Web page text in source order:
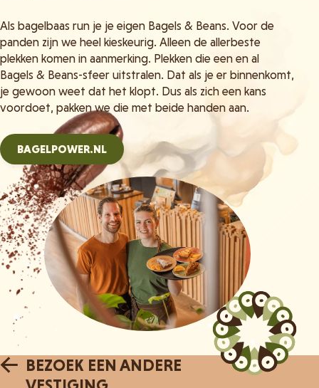
Als bagelbaas run je je eigen Bagels & Beans. Voor de
panden zijn we heel kieskeurig. Alleen de allerbeste
plekken komen in aanmerking. Plekken die een en al
Bagels & Beans-sfeer uitstralen. Dat als je er binnenkomt,
je gewoon weet dat het klopt. Dus als zich een kans
voordoet, pakken we die met beide handen aan.
BAGELPOWER.NL
BEZOEK EEN ANDERE